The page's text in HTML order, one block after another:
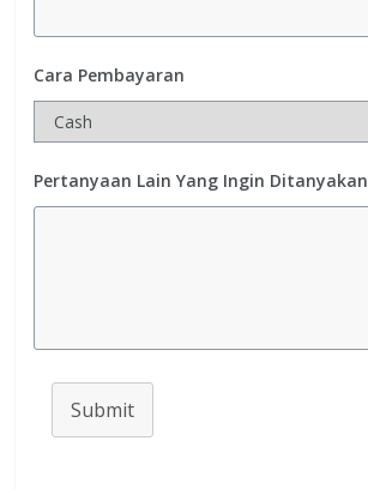
Cara Pembayaran
Pertanyaan Lain Yang Ingin Ditanyakan
Submit